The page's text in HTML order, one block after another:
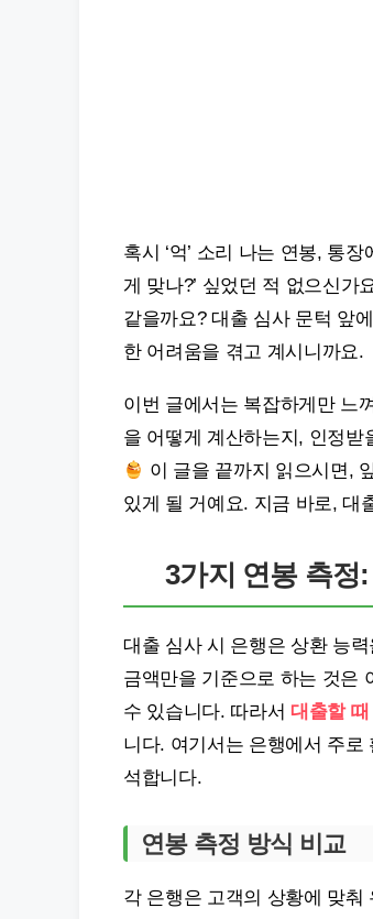
혹시 ‘억’ 소리 나는 연봉, 통
게 맞나?’ 싶었던 적 없으신가
같을까요? 대출 심사 문턱 앞
한 어려움을 겪고 계시니까요.
이번 글에서는 복잡하게만 느
을 어떻게 계산하는지, 인정
이 글을 끝까지 읽으시면,
있게 될 거예요. 지금 바로, 대
3가지 연봉 측정
대출 심사 시 은행은 상환 능
금액만을 기준으로 하는 것은
수 있습니다. 따라서 대출할
니다. 여기서는 은행에서 주
석합니다.
연봉 측정 방식 비교
각 은행은 고객의 상황에 맞